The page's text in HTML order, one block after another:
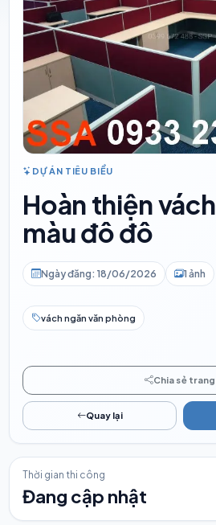
DỰ ÁN TIÊU BIỂU
Hoàn thiện
màu đô đô
Ngày đăng: 18/06/2026 1 ảnh
vách ngăn văn phòng
Chia sẻ trang
Quay lại
Thời gian thi công
Đang cập nhật